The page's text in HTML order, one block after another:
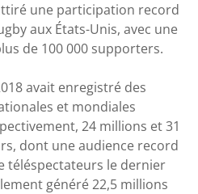
une participation record
aux États-Unis, avec une
de 100 000 supporters.
avait enregistré des
et mondiales
24 millions et 31
dont une audience record
téléspectateurs le dernier
généré 22,5 millions